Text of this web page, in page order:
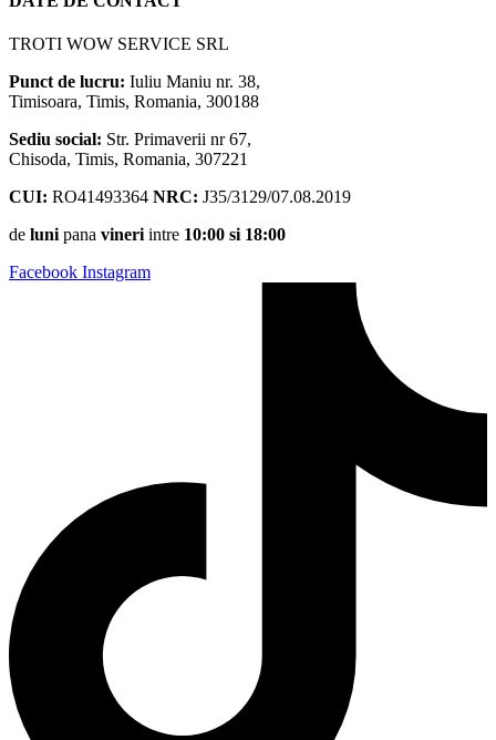
TROTI WOW SERVICE SRL
Punct de lucru: Iuliu Maniu nr. 38,
Timisoara, Timis, Romania, 300188
Sediu social: Str. Primaverii nr 67,
Chisoda, Timis, Romania, 307221
CUI: RO41493364 NRC: J35/3129/07.08.2019
de luni pana vineri intre 10:00 si 18:00
Facebook Instagram